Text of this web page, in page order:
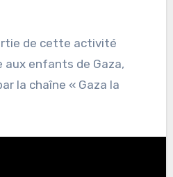
de cette activité
aux enfants de Gaza,
la chaîne « Gaza la